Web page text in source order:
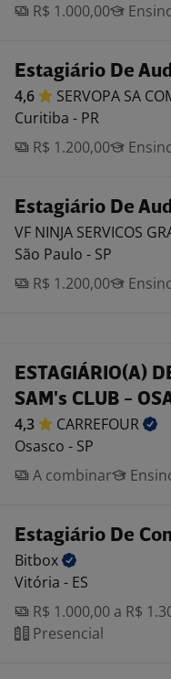
R$ 1.000,00
Estagiário De
4,6 SERVOPA SA
Curitiba - PR
R$ 1.200,00
Estagiário De
VF NINJA SERVICOS
São Paulo - SP
R$ 1.200,00
ESTAGIÁRIO(A)
SAM's CLUB -
4,3
CARREFOUR
Osasco - SP
A combinar
Estagiário De
Bitbox
Vitória - ES
R$ 1.000,00 a R$
Presencial